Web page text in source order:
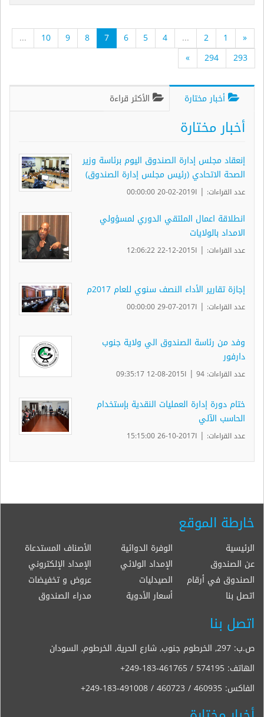
«
1
2
...
4
5
6
7
8
9
10
...
293
294
»
أخبار مختارة الأكثر قراءة
أخبار مختارة
إنعقاد مجلس إدارة الصندوق اليوم برئاسة وزير
الصحة الاتحادي (رئيس مجلس إدارة الصندوق)
عدد القراءات: | ا2019-02-20 00:00:00
انطلاقة اعمال الملتقي الدوري لمسؤولي
الامداد بالولايات
عدد القراءات: | ا2015-12-22 12:06:22
إجازة تقارير الأداء النصف سنوي للعام 2017م
عدد القراءات: | ا2017-07-29 00:00:00
وفد من رئاسة الصندوق الي ولاية جنوب
دارفور
عدد القراءات: 94 | ا2015-08-12 09:35:17
ختام دورة إدارة العمليات النقدية بإستخدام
الحاسب الآلي
عدد القراءات: | ا2017-10-26 15:15:00
خارطة الموقع
الرئيسية الوفرة الدوائية
الأصناف المستدعاة
عن الصندوق
الإمداد الولائي
الإمداد الإلكتروني
الصندوق في أرقام
الصيدليات
عروض و تخفيضات
اتصل بنا
أسعار الأدوية مدراء الصندوق
اتصل بنا
ص.ب: 297, الخرطوم جنوب, شارع الحرية, الخرطوم, السودان
الهاتف: +249-183-461765 / 574195
الفاكس: +249-183-491008 / 460723 / 460935